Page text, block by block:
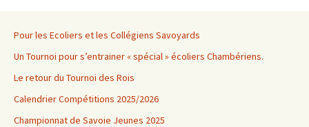
Pour les Ecoliers et les Collégiens Savoyards
Un Tournoi pour s’entrainer « spécial » écoliers Chambériens.
Le retour du Tournoi des Rois
Calendrier Compétitions 2025/2026
Championnat de Savoie Jeunes 2025